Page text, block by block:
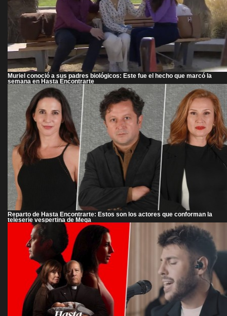
Muriel conoció a sus padres biológicos: Este fue el hecho que marcó la
semana en Hasta Encontrarte
Reparto de Hasta Encontrarte: Estos son los actores que conforman la
teleserie vespertina de Mega